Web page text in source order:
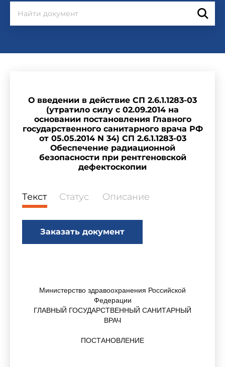
О введении в действие СП 2.6.1.1283-03
(утратило силу с 02.09.2014 на
основании постановления Главного
государственного санитарного врача РФ
от 05.05.2014 N 34) СП 2.6.1.1283-03
Обеспечение радиационной
безопасности при рентгеновской
дефектоскопии
Текст Статус Описание
Заказать документ
Министерство здравоохранения Российской
Федерации
ГЛАВНЫЙ ГОСУДАРСТВЕННЫЙ САНИТАРНЫЙ
ВРАЧ
ПОСТАНОВЛЕНИЕ